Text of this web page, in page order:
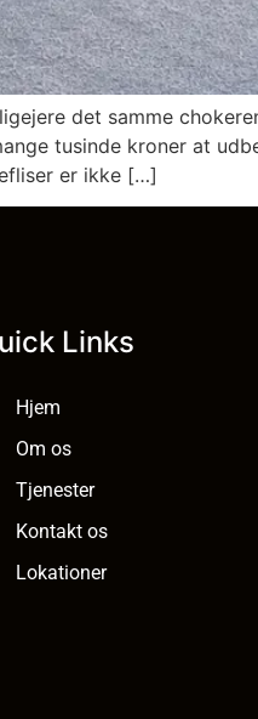
det samme
tusinde kroner at
er ikke […]
Links
Hjem
Om os
Tjenester
Kontakt os
Lokationer